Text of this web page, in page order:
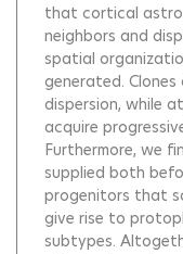
that cortical
neighbors and
spatial
generated.
dispersion, while
acquire
Furthermore, we
supplied both
progenitors that
give rise to
subtypes.